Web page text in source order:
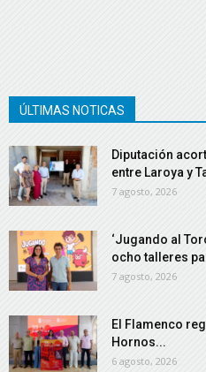
ÚLTIMAS NOTICAS
Diputación
entre Laroya y
7 agosto, 2026
‘Jugando al
ocho talleres
7 agosto, 2026
El Flamenco
Hornos...
6 agosto, 2026